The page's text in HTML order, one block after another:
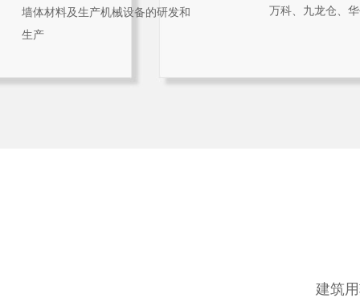
墙体材料及生产机械设备的研发和
生产
万科、九龙仓、
建筑